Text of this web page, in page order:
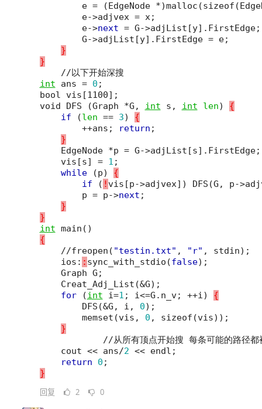
e = (EdgeNode *)malloc (sizeof (
e->adjvex = x;
e->next = G->adjList [y] . FirstEdge;
G->adjList [y] . FirstEdge = e;
}
}
//以下开始深搜
int
ans = 0 ;
bool
vis [1100] ;
void
DFS (Graph *G , int s , int len)
{
if
(len == 3)
{
++ans ; return ;
}
EdgeNode *p = G->adjList [s] . FirstEdge;
vis [s] = 1 ;
while
(p)
{
if
( ! vis [p->adjvex] ) DFS (G , p->
p = p->next ;
}
}
int main ()
{
//freopen ( "testin.txt" , "r" , stdin);
ios : : sync_with_stdio (false);
Graph G ;
Creat_Adj_List (&G);
for
(int i=1 ; i<=G . n_v; ++i)
{
DFS (&G , i , 0);
memset (vis , 0 , sizeof (vis));
}
//从所有顶点开始搜 每条可能的路径都
cout << ans/2 << endl ;
return
0 ;
}
回复
2 0